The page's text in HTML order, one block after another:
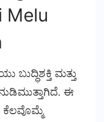
Melu
ಬುದ್ಧಿಶಕ್ತಿ ಮತ್ತು
ಈ